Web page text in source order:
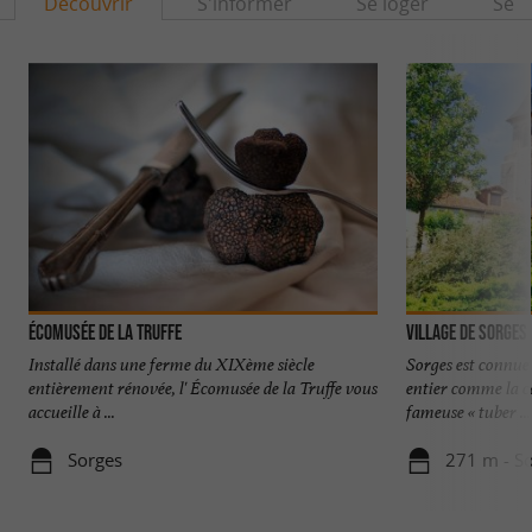
Écomusée de la Truffe
Installé dans une ferme du XIXème siècle
entièrement rénovée, l' Écomusée de la Truffe vous
accueille à ...
Sorges
VILLAGE DE SORGES
Sorges est
entier comme la
fameuse « tuber ...
271 m -